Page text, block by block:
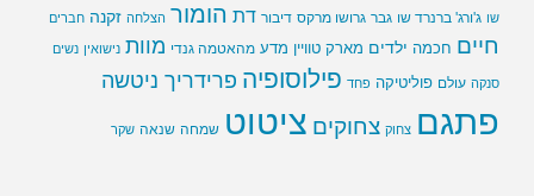
שו ג'ורג' ברנרד שו גבר גרושו מרקס דיבור דת הומור הצלחה זקנה חברים
חיים חכמה ילדים מארק טוויין מדע מהאטמה גנדי מוות נישואין נשים
סנקה עולם פוליטיקה פחד פילוסופיה פרידריך ניטשה
פתגם צחוק צחוקים ציטוט שמחה שנאה שקר